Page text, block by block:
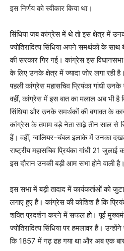
इस निर्णय को स्वीकार किया था।
सिंधिया जब कांग्रेस में थे तो इस क्षेत्र में
ज्योतिरादित्य सिंधिया अपने समर्थकों के
की सरकार गिर गई। कांग्रेस इस
के लिए उनके क्षेत्र में ज्यादा जोर लगा रही
पहली कांग्रेस महासचिव प्रियंका गांधी
वहीं, कांग्रेस में इस बात का मलाल अब भी है
सिंधिया और उनके समर्थकों की बगावत के
कांग्रेस के तमाम बड़े नेता साढे़ तीन साल से
हैं। वहीं, ग्वालियर-चंबल इलाके में उनका
राष्ट्रीय महासचिव प्रियंका गांधी 21 जुलाई
इस दौरान उनकी बड़ी आम सभा होने वाली है।
इस सभा में बड़ी तादाद में कार्यकर्ताओं को
लगाए हुए हैं। कांग्रेस की कोशिश है कि
शक्ति प्रदर्शन करने में सफल हो। पूर्व
ज्योतिरादित्य सिंधिया पर हमलावर हैं।
कि 1857 में गढ़ ढह गया था और अब एक